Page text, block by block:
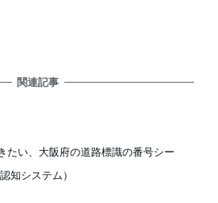
関連記事
たい、大阪府の道路標識の番号シー
知システム）